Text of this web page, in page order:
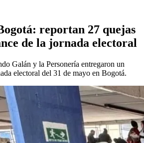
reportan 27 quejas
de la jornada electoral
Galán y la Personería entregaron un
electoral del 31 de mayo en Bogotá.